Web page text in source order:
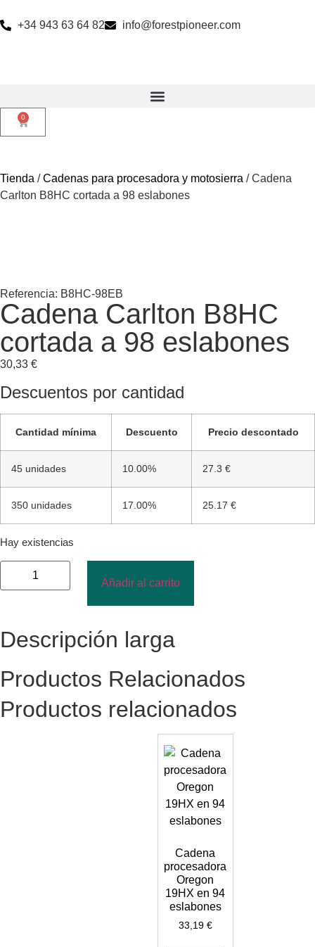
+34 943 63 64 82 info@forestpioneer.com
0
Tienda /Cadenas para procesadora y motosierra / Cadena
Carlton B8HC cortada a 98 eslabones
Referencia: B8HC-98EB
Cadena Carlton B8HC
cortada a 98 eslabones
30,33 €
Descuentos por cantidad
Cantidad mínima Descuento Precio descontado
45 unidades 10.00% 27.3 €
350 unidades 17.00% 25.17 €
Hay existencias
Añadir al carrito
Descripción larga
Productos Relacionados
Productos relacionados
Cadena
procesadora
Oregon
19HX en 94
eslabones
33,19 €